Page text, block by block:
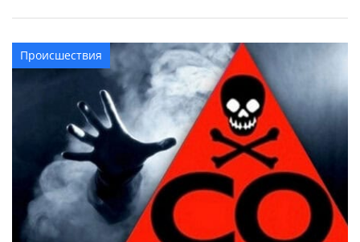
Происшествия